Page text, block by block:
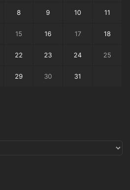
8 9 10 11
15 16 17 18
22 23 24 25
29 30 31